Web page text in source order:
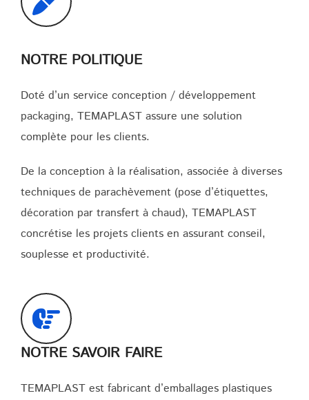
NOTRE POLITIQUE
Doté d’un service conception / développement
packaging, TEMAPLAST assure une solution
complète pour les clients.
De la conception à la réalisation, associée à diverses
techniques de parachèvement (pose d’étiquettes,
décoration par transfert à chaud), TEMAPLAST
concrétise les projets clients en assurant conseil,
souplesse et productivité.
NOTRE SAVOIR FAIRE
TEMAPLAST est fabricant d’emballages plastiques